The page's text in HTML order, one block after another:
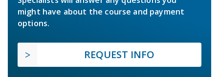
might have about the course and payment
options.
REQUEST INFO